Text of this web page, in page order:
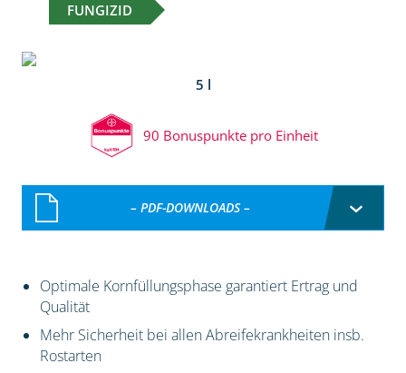
FUNGIZID
5 l
90 Bonuspunkte pro Einheit
– PDF-DOWNLOADS –
Optimale Kornfüllungsphase garantiert Ertrag und
Qualität
Mehr Sicherheit bei allen Abreifekrankheiten insb.
Rostarten